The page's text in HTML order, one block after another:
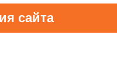
сайта